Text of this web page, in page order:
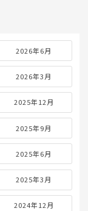
2026年6月
2026年3月
2025年12月
2025年9月
2025年6月
2025年3月
2024年12月